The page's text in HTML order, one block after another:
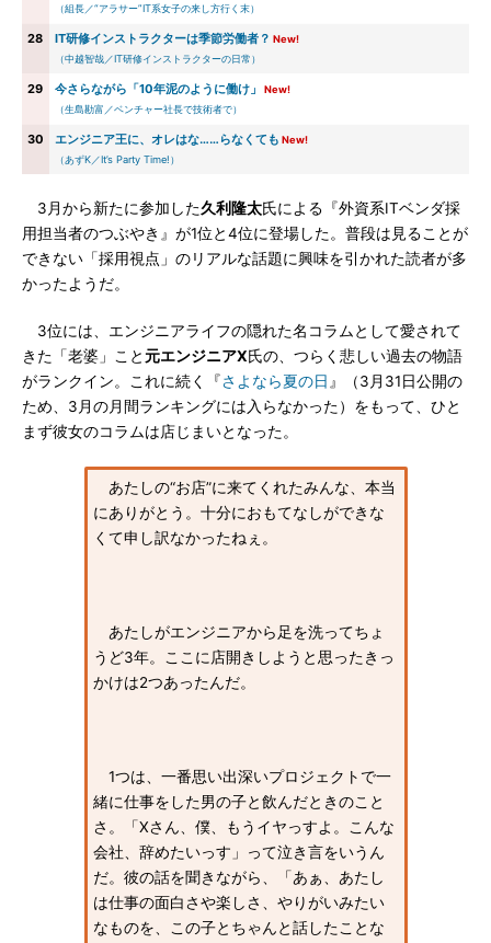
（組長／“アラサー”IT系女子の来し方行く末）
28 IT研修インストラクターは季節労働者？ New!
（中越智哉／IT研修インストラクターの日常）
29 今さらながら「10年泥のように働け」
New!
（生島勘富／ベンチャー社長で技術者で）
30 エンジニア王に、オレはな……らなくても New!
（あずK／It’s Party Time!）
3月から新たに参加した久利隆太氏による『外資系ITベンダ採
用担当者のつぶやき』が1位と4位に登場した。普段は見ることが
できない「採用視点」のリアルな話題に興味を引かれた読者が多
かったようだ。
3位には、エンジニアライフの隠れた名コラムとして愛されて
きた「老婆」こと 元エンジニアX氏の、つらく悲しい過去の物語
がランクイン。これに続く『さよなら夏の日 』（3月31日公開の
ため、3月の月間ランキングには入らなかった）をもって、ひと
まず彼女のコラムは店じまいとなった。
あたしの“お店”に来てくれたみんな、本当
にありがとう。十分におもてなしができな
くて申し訳なかったねぇ。
あたしがエンジニアから足を洗ってちょ
うど3年。ここに店開きしようと思ったきっ
かけは2つあったんだ。
1つは、一番思い出深いプロジェクトで一
緒に仕事をした男の子と飲んだときのこと
さ。「Xさん、僕、もうイヤっすよ。こんな
会社、辞めたいっす」って泣き言をいうん
だ。彼の話を聞きながら、「あぁ、あたし
は仕事の面白さや楽しさ、やりがいみたい
なものを、この子とちゃんと話したことな